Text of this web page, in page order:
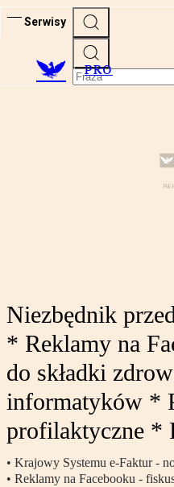
Serwisy
PRO
Niezbędnik
* Reklamy na
do składki
informatyków *
profilaktyczne *
• Krajowy Systemu e-Faktur -
• Reklamy na Facebooku -